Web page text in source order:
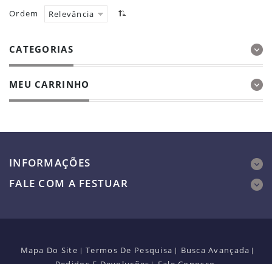
Ordem Relevância
CATEGORIAS
MEU CARRINHO
INFORMAÇÕES
FALE COM A FESTUAR
Mapa Do Site Termos De Pesquisa
Busca Avançada